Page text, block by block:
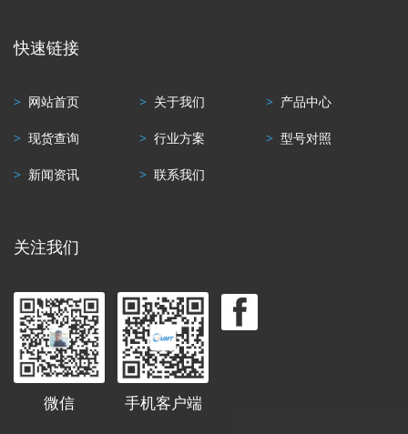
快速链接
> 网站首页 > 关于我们 > 产品中心
> 现货查询 >行业方案 > 型号对照
> 新闻资讯 >联系我们
关注我们
微信 手机客户端